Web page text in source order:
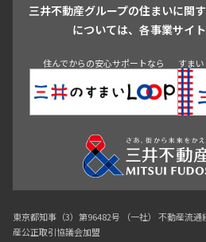
青山 渋谷 東京・大手町 新宿 品
三井不動産グループの住まいに関
については、各事業サイ
住んでからの安心サポートなら すま
東京都知事（3）第96482号 （一社） 不動産流
産公正取引協議会加盟